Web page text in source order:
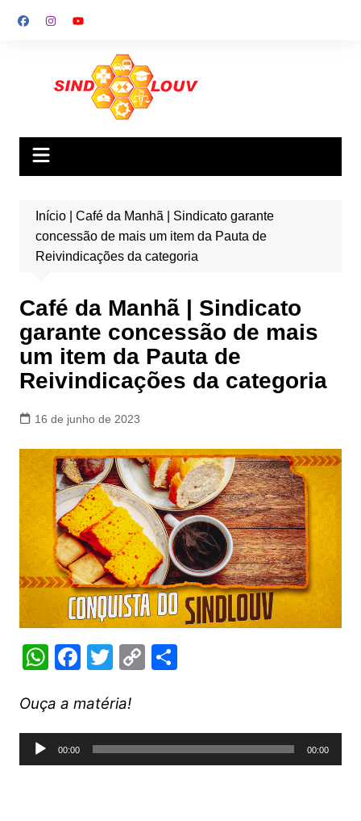
para
Início| Café da Manhã | Sindicato garante
concessão de mais um item da Pauta de
Reivindicações da categoria
Café da Manhã | Sindicato
garante concessão de mais
um item da Pauta de
Reivindicações da categoria
16 de junho de 2023
W
at
s
A
F
c
e
b
T
itt
er
C
y
Li
S
e
Ouça a matéria!
Tocador
de
00:00 00:00